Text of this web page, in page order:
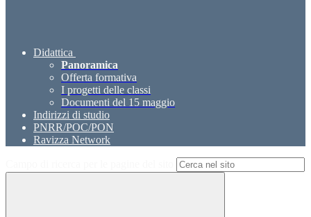
Didattica
Panoramica
Offerta formativa
I progetti delle classi
Documenti del 15 maggio
Indirizzi di studio
PNRR/POC/PON
Ravizza Network